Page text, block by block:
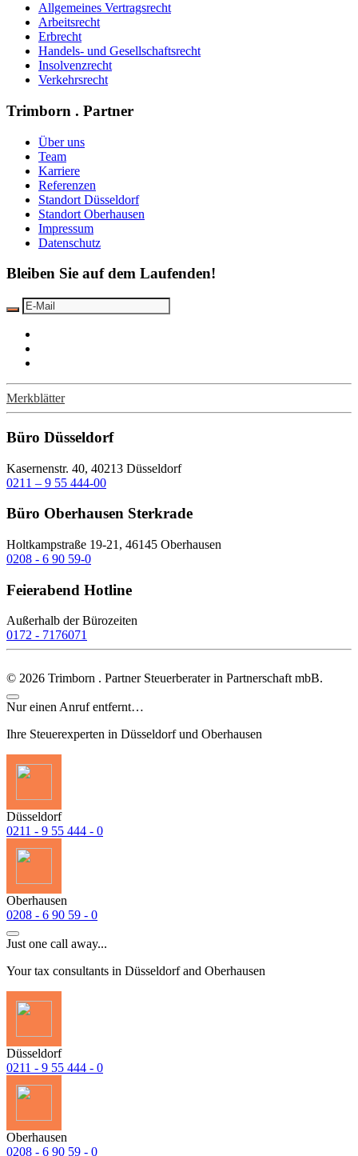
Allgemeines Vertragsrecht
Arbeitsrecht
Erbrecht
Handels- und Gesellschaftsrecht
Insolvenzrecht
Verkehrsrecht
Trimborn . Partner
Über uns
Team
Karriere
Referenzen
Standort Düsseldorf
Standort Oberhausen
Impressum
Datenschutz
Bleiben Sie auf dem Laufenden!
Merkblätter
Büro Düsseldorf
Kasernenstr. 40, 40213 Düsseldorf
0211 – 9 55 444-00
Büro Oberhausen Sterkrade
Holtkampstraße 19-21, 46145 Oberhausen
0208 - 6 90 59-0
Feierabend Hotline
Außerhalb der Bürozeiten
0172 - 7176071
© 2026 Trimborn . Partner Steuerberater in Partnerschaft mbB.
Nur einen Anruf entfernt…
Ihre Steuerexperten in Düsseldorf und Oberhausen
Düsseldorf
0211 - 9 55 444 - 0
Oberhausen
0208 - 6 90 59 - 0
Just one call away...
Your tax consultants in Düsseldorf and Oberhausen
Düsseldorf
0211 - 9 55 444 - 0
Oberhausen
0208 - 6 90 59 - 0